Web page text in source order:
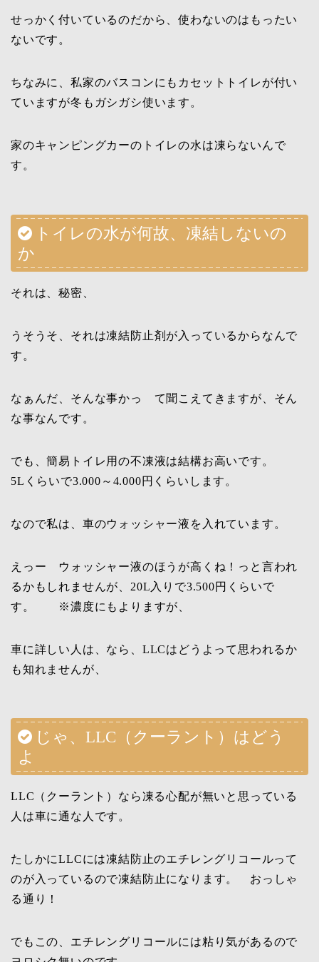
せっかく付いているのだから、使わないのはもったい
ないです。
ちなみに、私家のバスコンにもカセットトイレが付い
ていますが冬もガシガシ使います。
家のキャンピングカーのトイレの水は凍らないんで
す。
トイレの水が何故、凍結しないの
か
それは、秘密、
うそうそ、それは凍結防止剤が入っているからなんで
す。
なぁんだ、そんな事かっ て聞こえてきますが、そん
な事なんです。
でも、簡易トイレ用の不凍液は結構お高いです。
5Lくらいで3.000～4.000円くらいします。
なので私は、車のウォッシャー液を入れています。
えっー ウォッシャー液のほうが高くね！っと言われ
るかもしれませんが、20L入りで3.500円くらいで
す。 ※濃度にもよりますが、
車に詳しい人は、なら、LLCはどうよって思われるか
も知れませんが、
じゃ、LLC（クーラント）はどう
よ
LLC（クーラント）なら凍る心配が無いと思っている
人は車に通な人です。
たしかにLLCには凍結防止のエチレングリコールって
のが入っているので凍結防止になります。 おっしゃ
る通り！
でもこの、エチレングリコールには粘り気があるので